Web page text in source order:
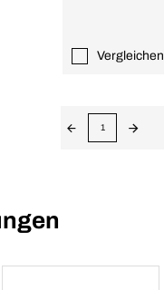
Vergleichen
1